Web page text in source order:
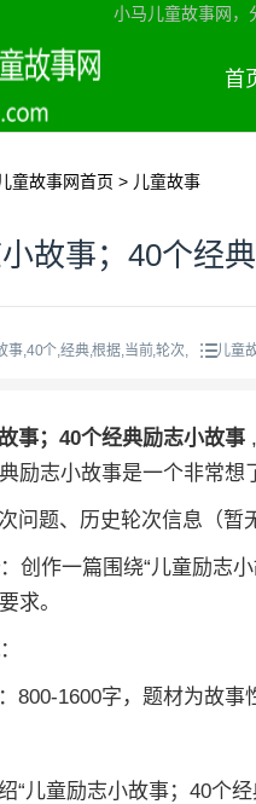
小马儿童故事网，
首
童故事网首页 > 儿童故事
故事；40个经
事,40个,经典,根据,当前,轮次, 儿童
事；40个经典励志小故事
励志小故事是一个非常想
问题、历史轮次信息（暂
：创作一篇围绕“儿童励志
求。
：
：800-1600字，题材为故事
“儿童励志小故事；40个